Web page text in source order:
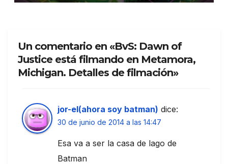
Un comentario en «BvS: Dawn of
Justice está filmando en Metamora,
Michigan. Detalles de filmación»
jor-el(ahora soy batman) dice:
30 de junio de 2014 a las 14:47
Esa va a ser la casa de lago de
Batman